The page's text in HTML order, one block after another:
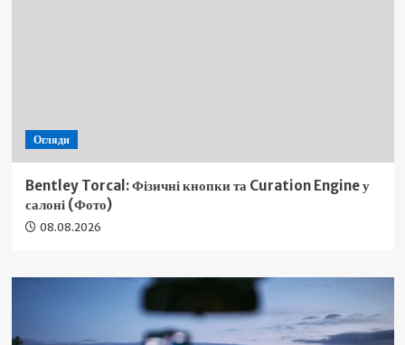
Огляди
Bentley Torcal: Фізичні кнопки та Curation Engine у
салоні (Фото)
08.08.2026